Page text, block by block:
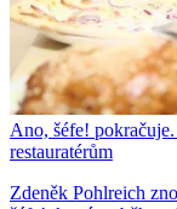
Ano, šéfe!
restauratérům
Zdeněk Pohlreich